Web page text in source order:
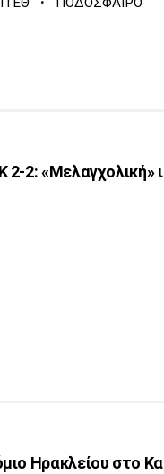
2: «Μελαγχολική»
Ηρακλείου στο